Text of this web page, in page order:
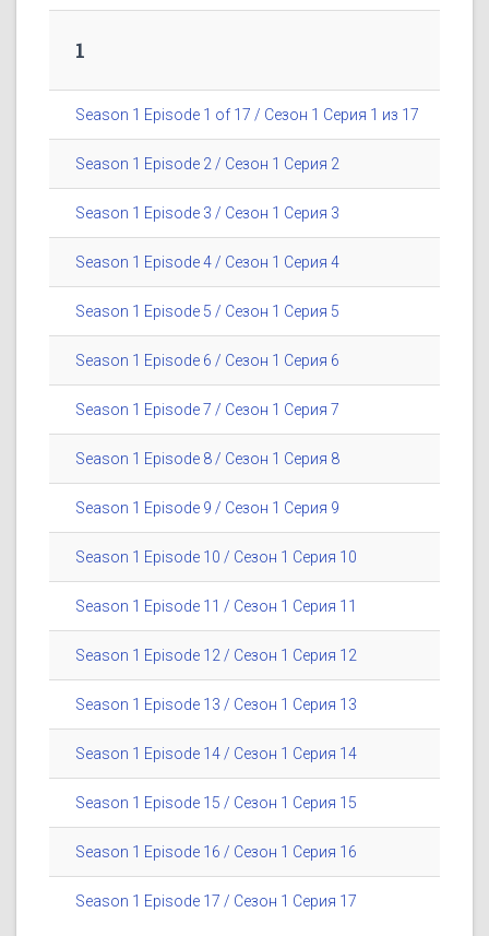
1
Season 1 Episode 1 of 17 / Сезон 1 Серия 1 из 17
Season 1 Episode 2 / Сезон 1 Серия 2
Season 1 Episode 3 / Сезон 1 Серия 3
Season 1 Episode 4 / Сезон 1 Серия 4
Season 1 Episode 5 / Сезон 1 Серия 5
Season 1 Episode 6 / Сезон 1 Серия 6
Season 1 Episode 7 / Сезон 1 Серия 7
Season 1 Episode 8 / Сезон 1 Серия 8
Season 1 Episode 9 / Сезон 1 Серия 9
Season 1 Episode 10 / Сезон 1 Серия 10
Season 1 Episode 11 / Сезон 1 Серия 11
Season 1 Episode 12 / Сезон 1 Серия 12
Season 1 Episode 13 / Сезон 1 Серия 13
Season 1 Episode 14 / Сезон 1 Серия 14
Season 1 Episode 15 / Сезон 1 Серия 15
Season 1 Episode 16 / Сезон 1 Серия 16
Season 1 Episode 17 / Сезон 1 Серия 17